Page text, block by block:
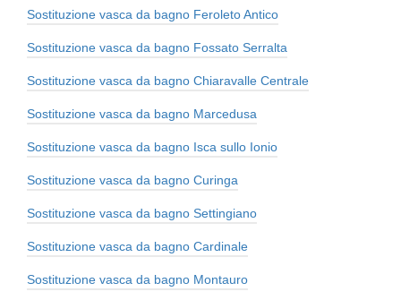
Sostituzione vasca da bagno Feroleto Antico
Sostituzione vasca da bagno Fossato Serralta
Sostituzione vasca da bagno Chiaravalle Centrale
Sostituzione vasca da bagno Marcedusa
Sostituzione vasca da bagno Isca sullo Ionio
Sostituzione vasca da bagno Curinga
Sostituzione vasca da bagno Settingiano
Sostituzione vasca da bagno Cardinale
Sostituzione vasca da bagno Montauro